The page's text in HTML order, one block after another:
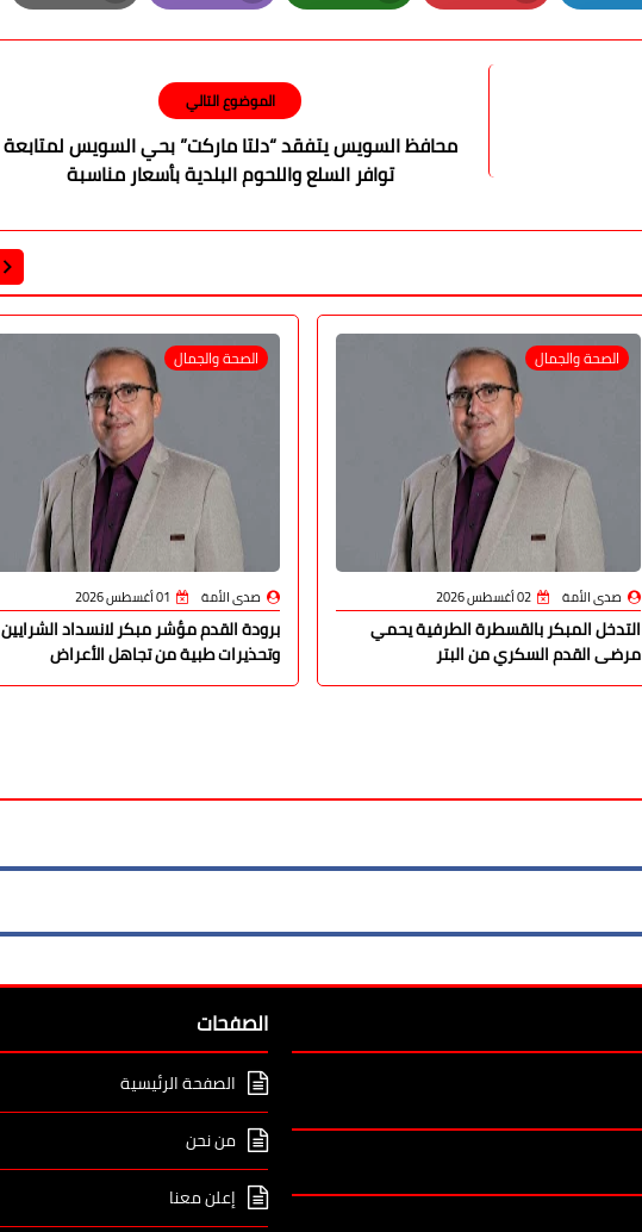
LinkedIn
Pinterest
Whatsapp
Email
Print
الموضوع التالي
محافظ السويس يتفقد “دلتا ماركت” بحي السويس لمتابعة
توافر السلع واللحوم البلدية بأسعار مناسبة
الصحة والجمال
صدى الأمة 02 أغسطس 2026
التدخل المبكر بالقسطرة الطرفية يحمي
مرضى القدم السكري من البتر
الصحة والجمال
صدى الأمة 01 أغسطس 2026
برودة القدم مؤشر مبكر لانسداد الشرايين
وتحذيرات طبية من تجاهل الأعراض
الصفحات
الصفحة الرئيسية
من نحن
إعلن معنا